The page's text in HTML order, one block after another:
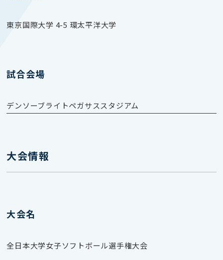
東京国際大学 4-5 環太平洋大学
試合会場
デンソーブライトペガサススタジアム
大会情報
大会名
全日本大学女子ソフトボール選手権大会